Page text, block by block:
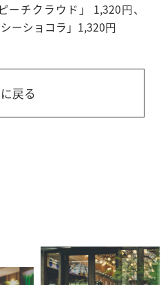
チクラウド」 1,320円、
ーショコラ」1,320円
戻る